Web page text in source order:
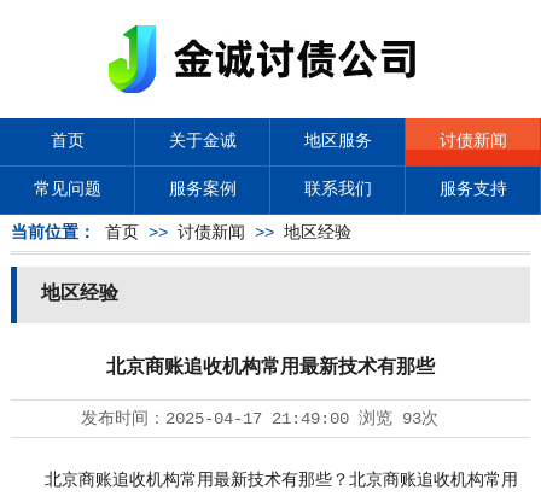
首页 关于金诚 地区服务 讨债新闻
常见问题 服务案例 联系我们 服务支持
当前位置： 首页 >> 讨债新闻 >> 地区经验
地区经验
北京商账追收机构常用最新技术有那些
发布时间： 2025-04-17 21:49:00浏览 93次
北京商账追收机构常用最新技术有那些？北京商账追收机构常用